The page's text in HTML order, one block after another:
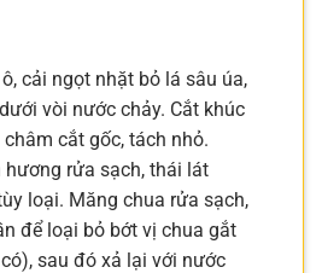
cải ngọt nhặt bỏ lá sâu úa,
vòi nước chảy. Cắt khúc
cắt gốc, tách nhỏ.
hương rửa sạch, thái lát
loại. Măng chua rửa sạch,
để loại bỏ bớt vị chua gắt
sau đó xả lại với nước